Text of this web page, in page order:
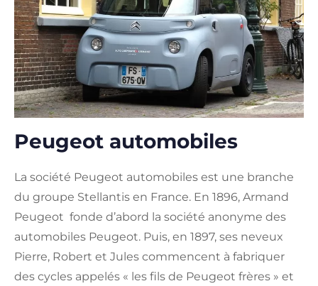
Peugeot automobiles
La société Peugeot automobiles est une branche
du groupe Stellantis en France. En 1896, Armand
Peugeot fonde d’abord la société anonyme des
automobiles Peugeot. Puis, en 1897, ses neveux
Pierre, Robert et Jules commencent à fabriquer
des cycles appelés « les fils de Peugeot frères » et